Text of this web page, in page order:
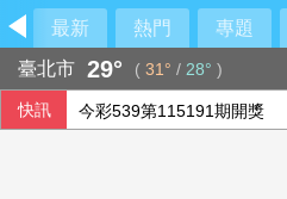
最新 熱門 專題
臺北市 29° ( 31° / 28° )
快訊 今彩539第115191期開獎